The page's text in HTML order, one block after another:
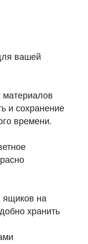
вашей
и сохранение
времени.
ящиков на
хранить